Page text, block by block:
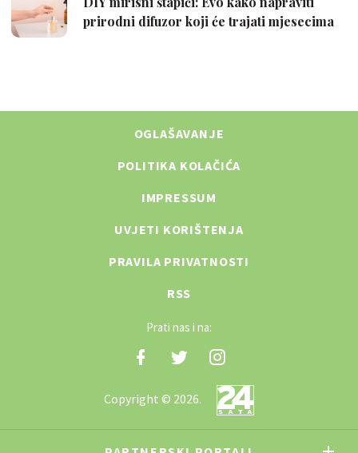
OGLAŠAVANJE
POLITIKA KOLAČIĆA
IMPRESSUM
UVJETI KORIŠTENJA
PRAVILA PRIVATNOSTI
RSS
Prati nas i na:
Copyright © 2026.